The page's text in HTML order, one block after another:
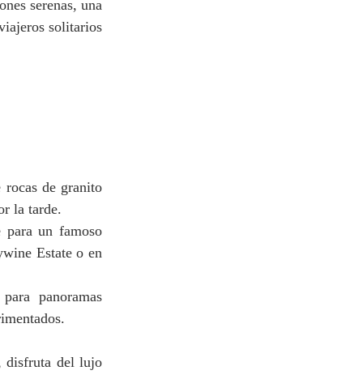
serenas, una
solitarios
de granito
la tarde.
para un famoso
Estate o en
panoramas
disfruta del lujo